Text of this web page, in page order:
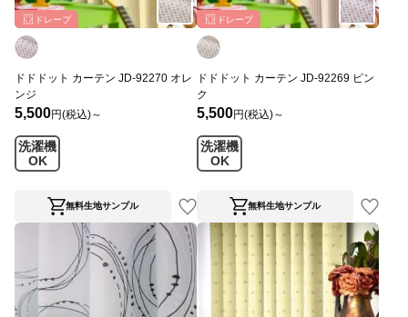
ドレープ
ドドドット カーテン JD-92270 オレ
ンジ
5,500円(税込)～
洗濯機
OK
無料生地サンプル
ドレープ
ドドドット カーテン JD-92269 ピン
ク
5,500円(税込)～
洗濯機
OK
無料生地サンプル